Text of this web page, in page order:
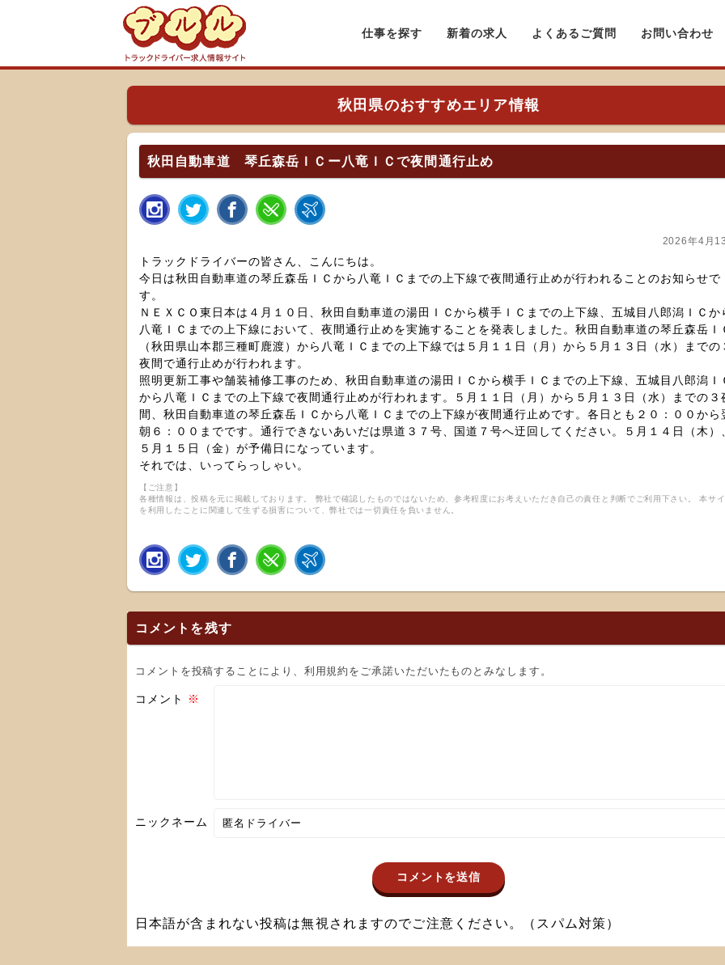
仕事を探す 新着の求人 よくあるご質問 お問い合わせ
秋田県のおすすめエリア情報
秋田自動車道 琴丘森岳ＩＣー八竜ＩＣで夜間通行止め
2026年4月
トラックドライバーの皆さん、こんにちは。
今日は秋田自動車道の琴丘森岳ＩＣから八竜ＩＣまでの上下線で夜間通行止めが行われることのお知らせで
す。
ＮＥＸＣＯ東日本は４月１０日、秋田自動車道の湯田ＩＣから横手ＩＣまでの上下線、五城目八郎潟ＩＣか
八竜ＩＣまでの上下線において、夜間通行止めを実施することを発表しました。秋田自動車道の琴丘森岳Ｉ
（秋田県山本郡三種町鹿渡）から八竜ＩＣまでの上下線では５月１１日（月）から５月１３日（水）までの
夜間で通行止めが行われます。
照明更新工事や舗装補修工事のため、秋田自動車道の湯田ＩＣから横手ＩＣまでの上下線、五城目八郎潟Ｉ
から八竜ＩＣまでの上下線で夜間通行止めが行われます。５月１１日（月）から５月１３日（水）までの３
間、秋田自動車道の琴丘森岳ＩＣから八竜ＩＣまでの上下線が夜間通行止めです。各日とも２０：００から
朝６：００までです。通行できないあいだは県道３７号、国道７号へ迂回してください。５月１４日（木）
５月１５日（金）が予備日になっています。
それでは、いってらっしゃい。
【ご注意】
各種情報は、投稿を元に掲載しております。 弊社で確認したものではないため、参考程度にお考えいただき自己の責任と判断でご利用下さい。 本サイ
を利用したことに関連して生ずる損害について、弊社では一切責任を負いません。
コメントを残す
コメントを投稿することにより、利用規約をご承諾いただいたものとみなします。
コメント ※
ニックネーム
日本語が含まれない投稿は無視されますのでご注意ください。（スパム対策）